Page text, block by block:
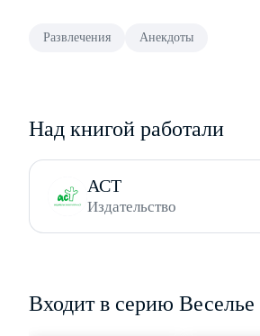
Развлечения Анекдоты
Над книгой работали
АСТ
Издательство
Входит в серию